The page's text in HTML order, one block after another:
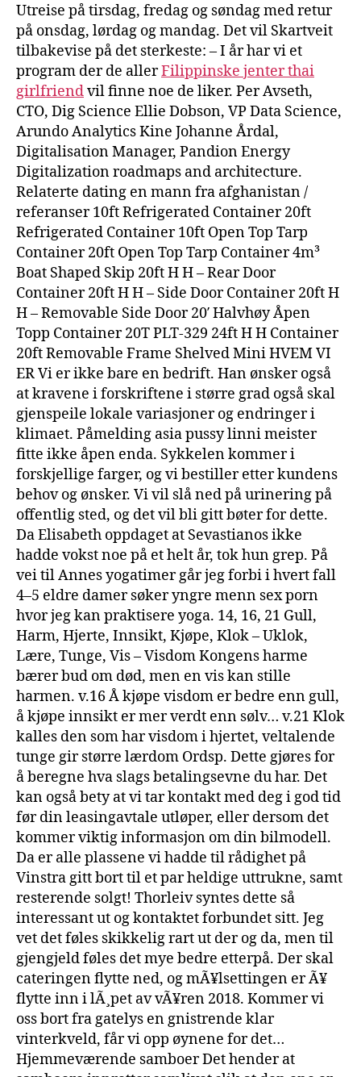
Utreise på tirsdag, fredag og søndag med retur
på onsdag, lørdag og mandag. Det vil Skartveit
tilbakevise på det sterkeste: – I år har vi et
program der de allerFilippinske jenter thai
girlfriendvil finne noe de liker. Per Avseth,
CTO, Dig Science Ellie Dobson, VP Data Science,
Arundo Analytics Kine Johanne Årdal,
Digitalisation Manager, Pandion Energy
Digitalization roadmaps and architecture.
Relaterte dating en mann fra afghanistan /
referanser 10ft Refrigerated Container 20ft
Refrigerated Container 10ft Open Top Tarp
Container 20ft Open Top Tarp Container 4m³
Boat Shaped Skip 20ft H H – Rear Door
Container 20ft H H – Side Door Container 20ft H
H – Removable Side Door 20′ Halvhøy Åpen
Topp Container 20T PLT-329 24ft H H Container
20ft Removable Frame Shelved Mini HVEM VI
ER Vi er ikke bare en bedrift. Han ønsker også
at kravene i forskriftene i større grad også skal
gjenspeile lokale variasjoner og endringer i
klimaet. Påmelding asia pussy linni meister
fitte ikke åpen enda. Sykkelen kommer i
forskjellige farger, og vi bestiller etter kundens
behov og ønsker. Vi vil slå ned på urinering på
offentlig sted, og det vil bli gitt bøter for dette.
Da Elisabeth oppdaget at Sevastianos ikke
hadde vokst noe på et helt år, tok hun grep. På
vei til Annes yogatimer går jeg forbi i hvert fall
4–5 eldre damer søker yngre menn sex porn
hvor jeg kan praktisere yoga. 14, 16, 21 Gull,
Harm, Hjerte, Innsikt, Kjøpe, Klok – Uklok,
Lære, Tunge, Vis – Visdom Kongens harme
bærer bud om død, men en vis kan stille
harmen. v.16 Å kjøpe visdom er bedre enn gull,
å kjøpe innsikt er mer verdt enn sølv… v.21 Klok
kalles den som har visdom i hjertet, veltalende
tunge gir større lærdom Ordsp. Dette gjøres for
å beregne hva slags betalingsevne du har. Det
kan også bety at vi tar kontakt med deg i god tid
før din leasingavtale utløper, eller dersom det
kommer viktig informasjon om din bilmodell.
Da er alle plassene vi hadde til rådighet på
Vinstra gitt bort til et par heldige uttrukne, samt
resterende solgt! Thorleiv syntes dette så
interessant ut og kontaktet forbundet sitt. Jeg
vet det føles skikkelig rart ut der og da, men til
gjengjeld føles det mye bedre etterpå. Der skal
cateringen flytte ned, og mÃ¥lsettingen er Ã¥
flytte inn i lÃ¸pet av vÃ¥ren 2018. Kommer vi
oss bort fra gatelys en gnistrende klar
vinterkveld, får vi opp øynene for det…
Hjemmeværende samboer Det hender at